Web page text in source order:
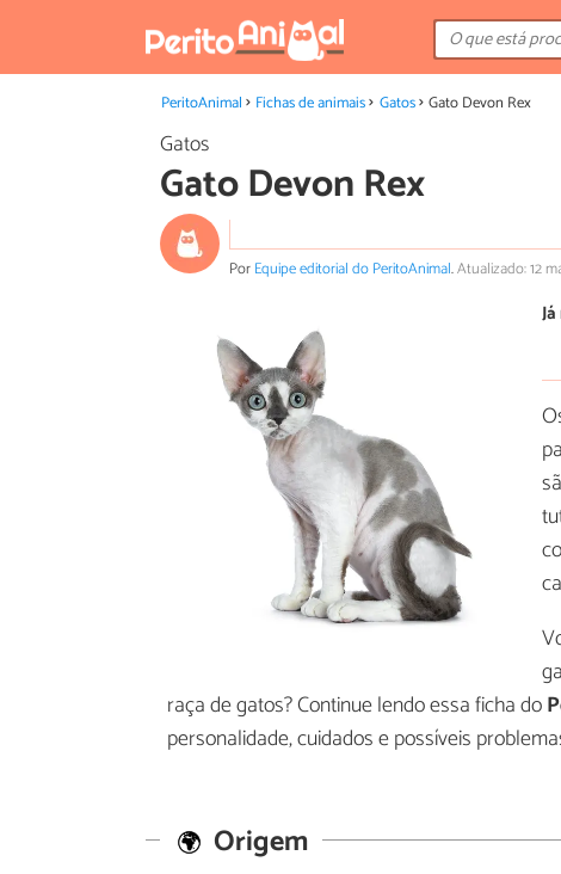
PeritoAnimal Fichas de animais Gatos Gato Devon Rex
Gatos
Gato Devon Rex
PorEquipe editorial do PeritoAnimal.Atualizado: 12
raça de gatos? Continue lendo essa ficha do
personalidade, cuidados e possíveis
Origem